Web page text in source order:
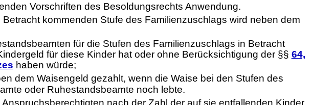
Vorschriften des Besoldungsrechts Anwendung.
kommenden Stufe des Familienzuschlags wird neben dem
für die Stufen des Familienzuschlags in Betracht
für diese Kinder hat oder ohne Berücksichtigung der §§ 64,
haben würde;
dem Waisengeld gezahlt, wenn die Waise bei den Stufen des
oder Ruhestandsbeamte noch lebte.
nach der Zahl der auf sie entfallenden Kinder